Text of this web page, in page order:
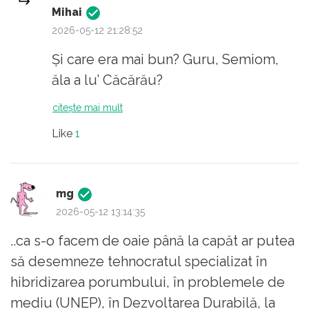
si ia unul); n-are guvern fiindca i-a lsat
pe cei de pa pzd sa-si faca de cap si
nu l-a interesat absolut nimic.
vizitele pe la manastiri intru odihna si
reculegerea spirituala!
incapatanat pe deasupra! Sau
consecvent, cum doriti!
Mihai
2026-05-12 21:28:52
Și care era mai bun? Guru, Semiom,
ăla a lu’ Căcărău?
citește mai mult
Like 1
mg
2026-05-12 13:14:35
..ca s-o facem de oaie până la capăt ar putea
să desemneze tehnocratul specializat în
hibridizarea porumbului, în problemele de
mediu (UNEP), în Dezvoltarea Durabilă, la